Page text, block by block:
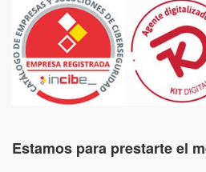
Estamos para prestarte el